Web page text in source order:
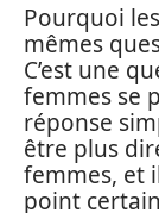
Pourquoi
mêmes
C’est une
femmes se
réponse
être plus
femmes, et
point